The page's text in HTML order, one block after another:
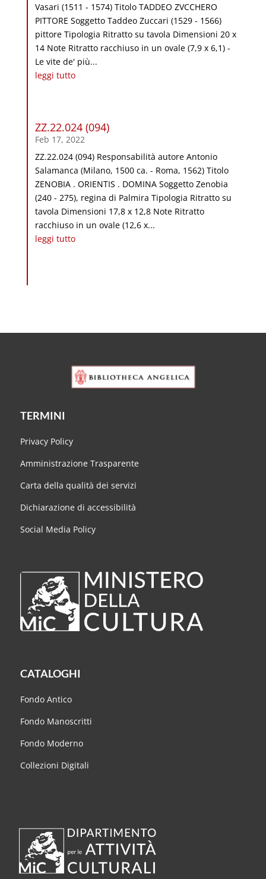
Vasari (1511 - 1574) Titolo TADDEO ZVCCHERO
PITTORE Soggetto Taddeo Zuccari (1529 - 1566)
pittore Tipologia Ritratto su tavola Dimensioni 20 x
14 Note Ritratto racchiuso in un ovale (7,9 x 6,1) -
Le vite de' più...
leggi tutto
ZZ.22.024 (094)
Feb 17, 2022
ZZ.22.024 (094) Responsabilità autore Antonio
Salamanca (Milano, 1500 ca. - Roma, 1562) Titolo
ZENOBIA . ORIENTIS . DOMINA Soggetto Zenobia
(240 - 275), regina di Palmira Tipologia Ritratto su
tavola Dimensioni 17,8 x 12,8 Note Ritratto
racchiuso in un ovale (12,6 x...
leggi tutto
TERMINI
Privacy Policy
Amministrazione Trasparente
Carta della qualità dei servizi
Dichiarazione di accessibilità
Social Media Policy
CATALOGHI
Fondo Antico
Fondo Manoscritti
Fondo Moderno
Collezioni Digitali